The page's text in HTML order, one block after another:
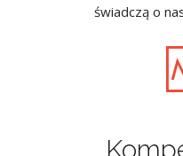
świadczą o